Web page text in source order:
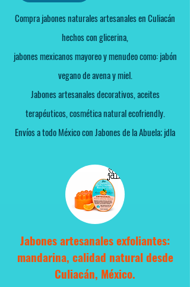
Compra jabones naturales artesanales en Culiacán
hechos con glicerina,
jabones mexicanos mayoreo y menudeo como: jabón
vegano de avena y miel.
Jabones artesanales decorativos, aceites
terapéuticos, cosmética natural ecofriendly.
Envíos a todo México con Jabones de la Abuela; jdla
Jabones artesanales exfoliantes:
mandarina, calidad natural desde
Culiacán, México.